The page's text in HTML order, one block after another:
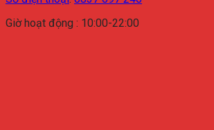
Giờ hoạt động : 10:00-22:00